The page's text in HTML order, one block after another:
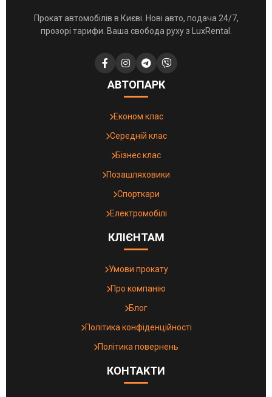
Прокат автомобілів в Києві. Нові авто, подача 24/7,
прозорі тарифи. Ваша свобода руху з LuxRental.
АВТОПАРК
Економ клас
Середній клас
Бізнес клас
Позашляховики
Спорткари
Електромобілі
КЛІЄНТАМ
Умови прокату
Про компанію
Блог
Політика конфіденційності
Політика повернень
КОНТАКТИ